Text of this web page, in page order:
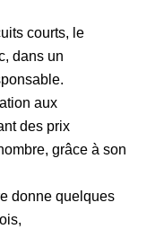
courts, le
dans un
aux
des prix
grâce à son
donne quelques